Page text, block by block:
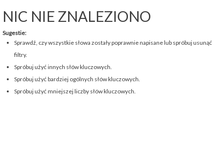
NIC NIE ZNALEZIONO
Sugestie:
Sprawdź, czy wszystkie słowa zostały poprawnie napisane lub spróbuj usunąć
filtry.
Spróbuj użyć innych słów kluczowych.
Spróbuj użyć bardziej ogólnych słów kluczowych.
Spróbuj użyć mniejszej liczby słów kluczowych.